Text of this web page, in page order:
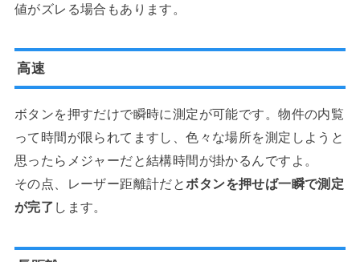
値がズレる場合もあります。
高速
ボタンを押すだけで瞬時に測定が可能です。物件の内覧
って時間が限られてますし、色々な場所を測定しようと
思ったらメジャーだと結構時間が掛かるんですよ。
その点、レーザー距離計だとボタンを押せば一瞬で測定
が完了 します。